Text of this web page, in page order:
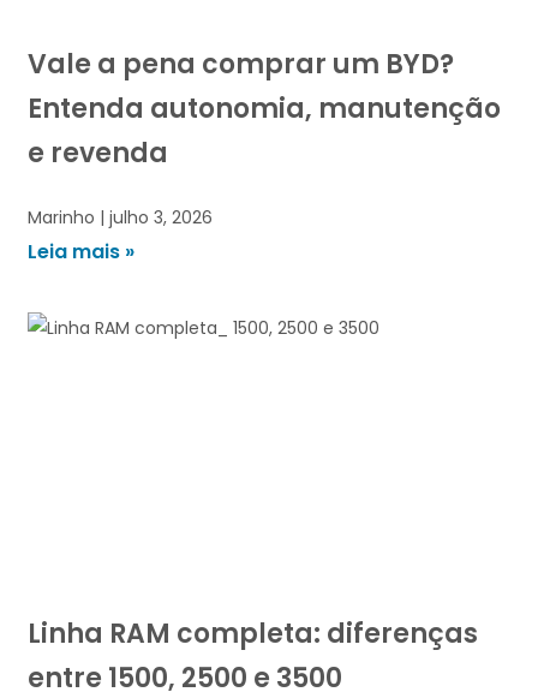
Vale a pena comprar um BYD?
Entenda autonomia, manutenção
e revenda
Marinho julho 3, 2026
Leia mais »
Linha RAM completa: diferenças
entre 1500, 2500 e 3500